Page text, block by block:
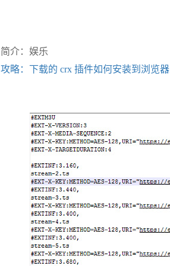
简介：娱乐
攻略：下载的 crx 插件如何安装到浏览